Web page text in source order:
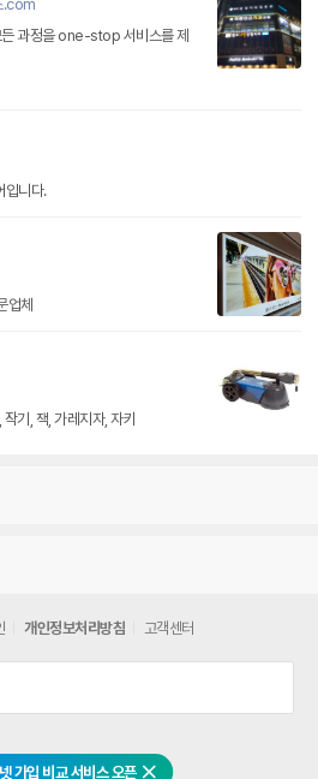
가입 비교 서비스 오픈
.com
과정을 one-stop 서비스를 제
입니다.
업체
기, 잭, 가레지자, 자키
개인정보처리방침 고객센터